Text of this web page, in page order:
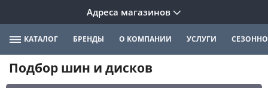
Адреса магазинов
КАТАЛОГ БРЕНДЫ О КОМПАНИИ УСЛУГИ
Подбор шин и дисков